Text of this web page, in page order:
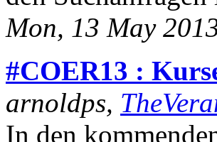
Mon, 13 May
#COER13 :
arnoldps,
In den